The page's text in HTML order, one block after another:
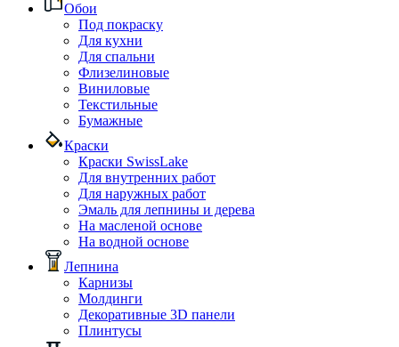
Обои
Под покраску
Для кухни
Для спальни
Флизелиновые
Виниловые
Текстильные
Бумажные
Краски
Краски SwissLake
Для внутренних работ
Для наружных работ
Эмаль для лепнины и дерева
На масленой основе
На водной основе
Лепнина
Карнизы
Молдинги
Декоративные 3D панели
Плинтусы